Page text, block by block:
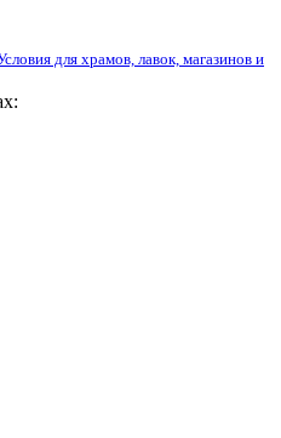
для храмов, лавок, магазинов и